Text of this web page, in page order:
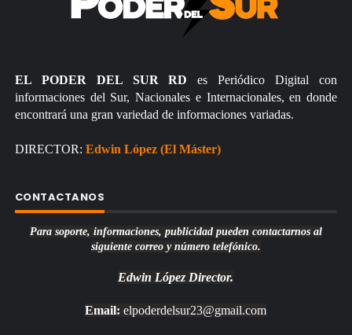
EL PODER DEL SUR RD es Periódico Digital con
informaciones del Sur, Nacionales e Internacionales, en donde
encontrará una gran variedad de informaciones variadas.
DIRECTOR: Edwin López (El Máster)
CONTACTANOS
Para soporte, informaciones, publicidad pueden contactarnos al
siguiente correo y número telefónico.
Edwin López Director.
Email: elpoderdelsur23@gmail.com